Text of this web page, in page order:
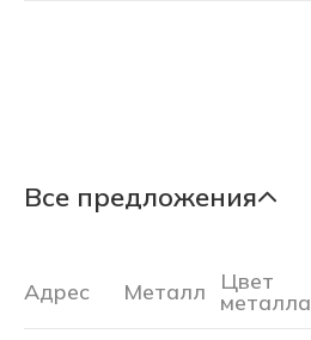
Все предложения
Адрес Металл Цвет
металла